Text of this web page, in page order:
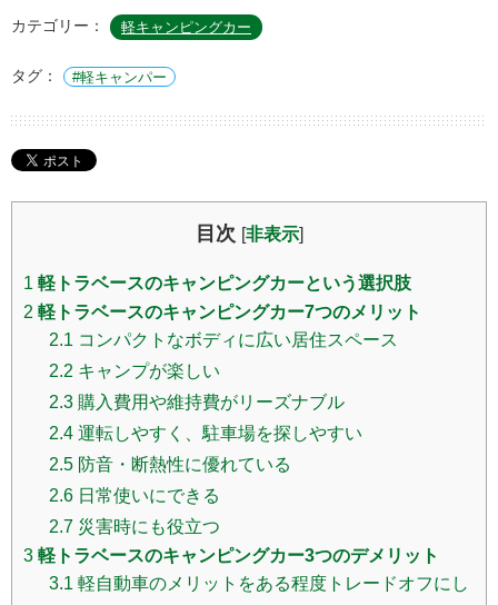
カテゴリー： 軽キャンピングカー
タグ： 軽キャンパー
目次 [非表示]
1 軽トラベースのキャンピングカーという選択肢
2 軽トラベースのキャンピングカー7つのメリット
2.1 コンパクトなボディに広い居住スペース
2.2 キャンプが楽しい
2.3 購入費用や維持費がリーズナブル
2.4 運転しやすく、駐車場を探しやすい
2.5 防音・断熱性に優れている
2.6 日常使いにできる
2.7 災害時にも役立つ
3 軽トラベースのキャンピングカー3つのデメリット
3.1 軽自動車のメリットをある程度トレードオフにし